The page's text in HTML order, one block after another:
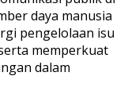
daya manusia
pengelolaan isu
memperkuat
dalam